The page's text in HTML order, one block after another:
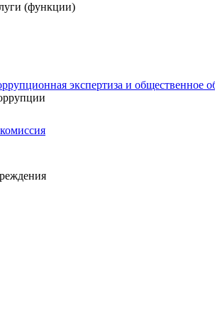
(функции)
экспертиза и общественное